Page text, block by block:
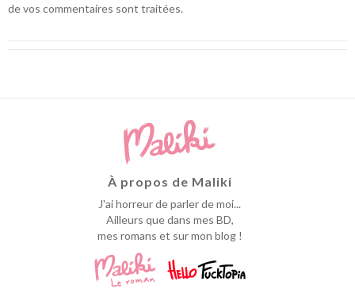
de vos commentaires sont traitées.
À propos de Maliki
J'ai horreur de parler de moi...
Ailleurs que dans mes BD,
mes romans et sur mon blog !